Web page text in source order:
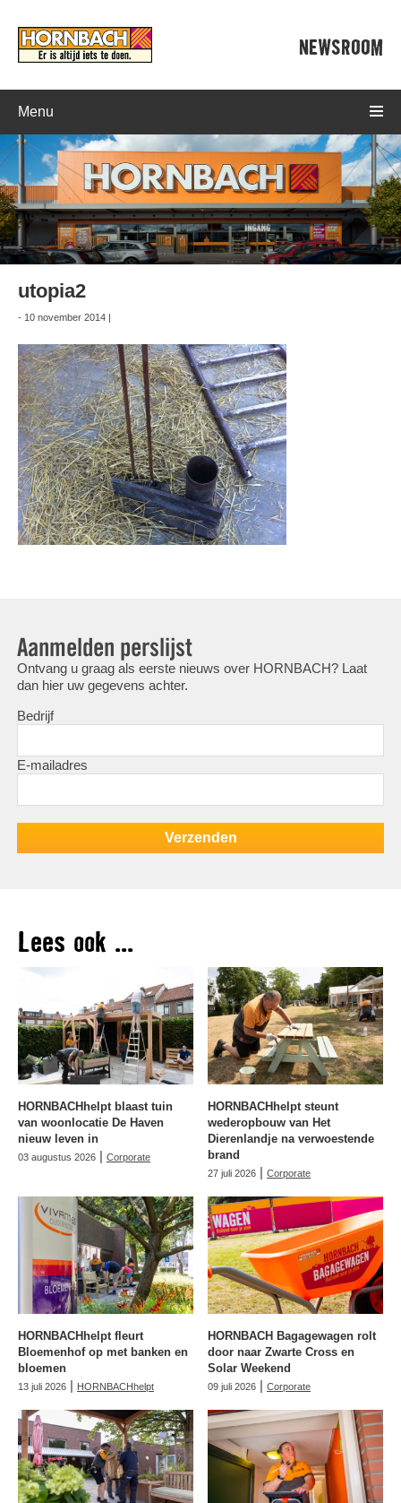
NEWSROOM
Menu
utopia2
- 10 november 2014 |
Aanmelden perslijst
Ontvang u graag als eerste nieuws over HORNBACH? Laat
dan hier uw gegevens achter.
Bedrijf
E-mailadres
Lees ook ...
HORNBACHhelpt blaast tuin
van woonlocatie De Haven
nieuw leven in
03 augustus 2026 | Corporate
HORNBACHhelpt steunt
wederopbouw van Het
Dierenlandje na verwoestende
brand
27 juli 2026 | Corporate
HORNBACHhelpt fleurt
Bloemenhof op met banken en
bloemen
13 juli 2026 | HORNBACHhelpt
HORNBACH Bagagewagen rolt
door naar Zwarte Cross en
Solar Weekend
09 juli 2026 | Corporate